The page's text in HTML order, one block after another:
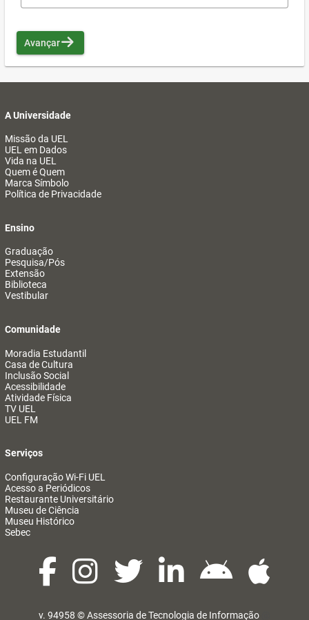
Avançar
A Universidade
Missão da UEL
UEL em Dados
Vida na UEL
Quem é Quem
Marca Símbolo
Política de Privacidade
Ensino
Graduação
Pesquisa/Pós
Extensão
Biblioteca
Vestibular
Comunidade
Moradia Estudantil
Casa de Cultura
Inclusão Social
Acessibilidade
Atividade Física
TV UEL
UEL FM
Serviços
Configuração Wi-Fi UEL
Acesso a Periódicos
Restaurante Universitário
Museu de Ciência
Museu Histórico
Sebec
v. 94958 ©Assessoria de Tecnologia de Informação